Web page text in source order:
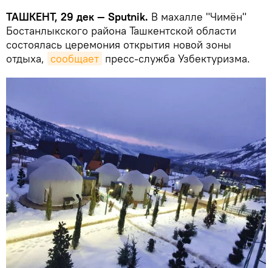
ТАШКЕНТ, 29 дек — Sputnik. В махалле "Чимён"
Бостанлыкского района Ташкентской области
состоялась церемония открытия новой зоны
отдыха, сообщает пресс-служба Узбектуризма.